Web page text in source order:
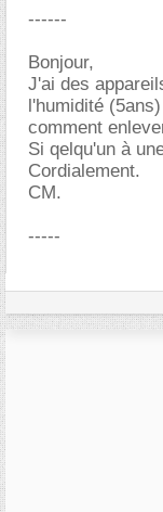
------
Bonjour,
J'ai des
l'humidité (5ans)
comment
Si qelqu'un à
Cordialement.
CM.
-----